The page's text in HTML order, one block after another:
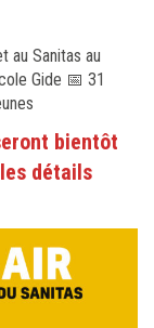
au Sanitas au
Gide 📅 31
bientôt
détails